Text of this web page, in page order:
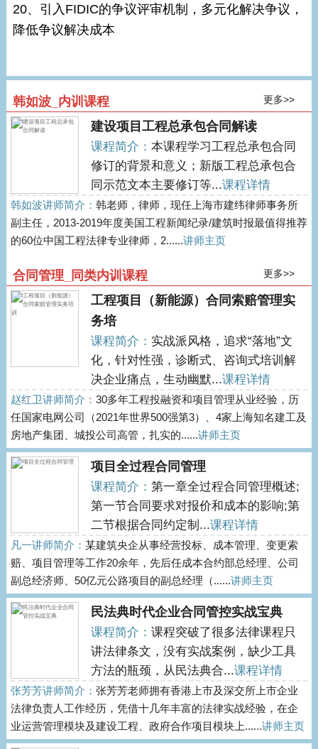
20、引入FIDIC的争议评审机制，多元化解决争议，
降低争议解决成本
韩如波_内训课程 更多>>
建设项目工程总承包合同解读
课程简介：本课程学习工程总承包合同
修订的背景和意义；新版工程总承包合
同示范文本主要修订等...课程详情
韩如波讲师简介： 韩老师，律师，现任上海市建纬律师事务所
副主任，2013-2019年度美国工程新闻纪录/建筑时报最值得推荐
的60位中国工程法律专业律师，2......讲师主页
合同管理_同类内训课程 更多>>
工程项目（新能源）合同索赔管理实
务培
课程简介： 实战派风格，追求“落地”文
化，针对性强，诊断式、咨询式培训解
决企业痛点，生动幽默...课程详情
赵红卫讲师简介： 30多年工程投融资和项目管理从业经验，历
任国家电网公司（2021年世界500强第3）、4家上海知名建工及
房地产集团、城投公司高管，扎实的......讲师主页
项目全过程合同管理
课程简介：第一章全过程合同管理概述;
第一节合同要求对报价和成本的影响;第
二节根据合同约定制...课程详情
凡一讲师简介： 某建筑央企从事经营投标、成本管理、变更索
赔、项目管理等工作20余年，先后任成本合约部总经理、公司
副总经济师、50亿元公路项目的副总经理（......讲师主页
民法典时代企业合同管控实战宝典
课程简介：课程突破了很多法律课程只
讲法律条文，没有实战案例，缺少工具
方法的瓶颈，从民法典合...课程详情
张芳芳讲师简介： 张芳芳老师拥有香港上市及深交所上市企业
法律负责人工作经历，凭借十几年丰富的法律实战经验，在企
业运营管理模块及建设工程、政府合作项目模块上......讲师主页